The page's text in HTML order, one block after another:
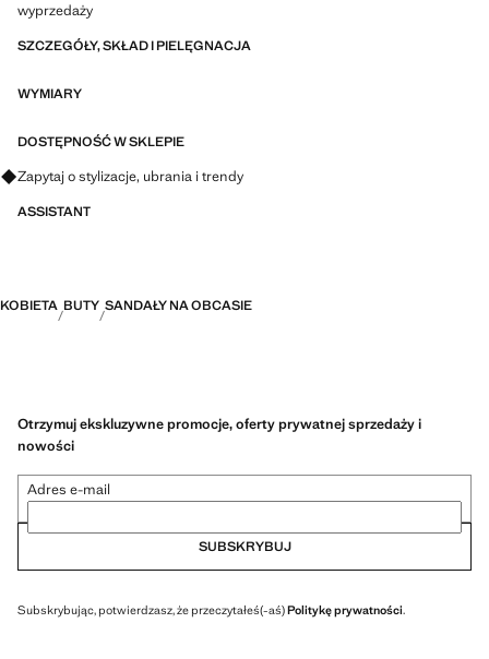
wyprzedaży
SZCZEGÓŁY, SKŁAD I PIELĘGNACJA
WYMIARY
DOSTĘPNOŚĆ W SKLEPIE
Zapytaj o stylizacje, ubrania i trendy
ASSISTANT
KOBIETA BUTY SANDAŁY NA OBCASIE
Otrzymuj ekskluzywne promocje, oferty prywatnej sprzedaży i
nowości
Adres e-mail
SUBSKRYBUJ
Subskrybując, potwierdzasz, że przeczytałeś(-aś)Politykę prywatności.